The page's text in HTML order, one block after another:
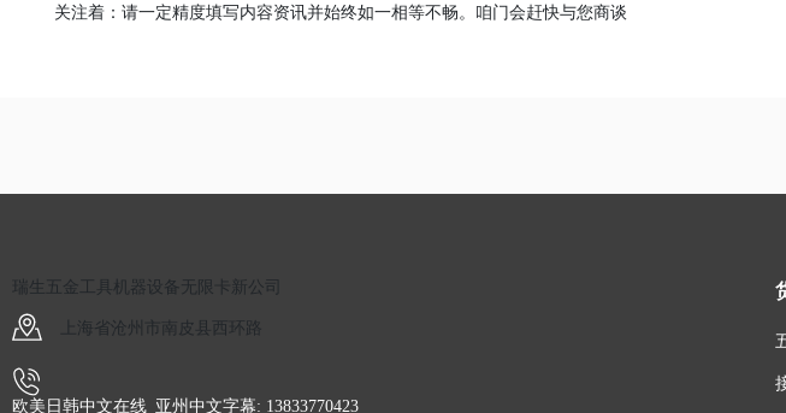
关注着：请一定精度填写内容资讯并始终如一相等不畅。咱门会赶快与您商谈
瑞生五金工具机器设备无限卡新公司
上海省沧州市南皮县西环路
欧美日韩中文在线_亚州中文字幕: 13833770423